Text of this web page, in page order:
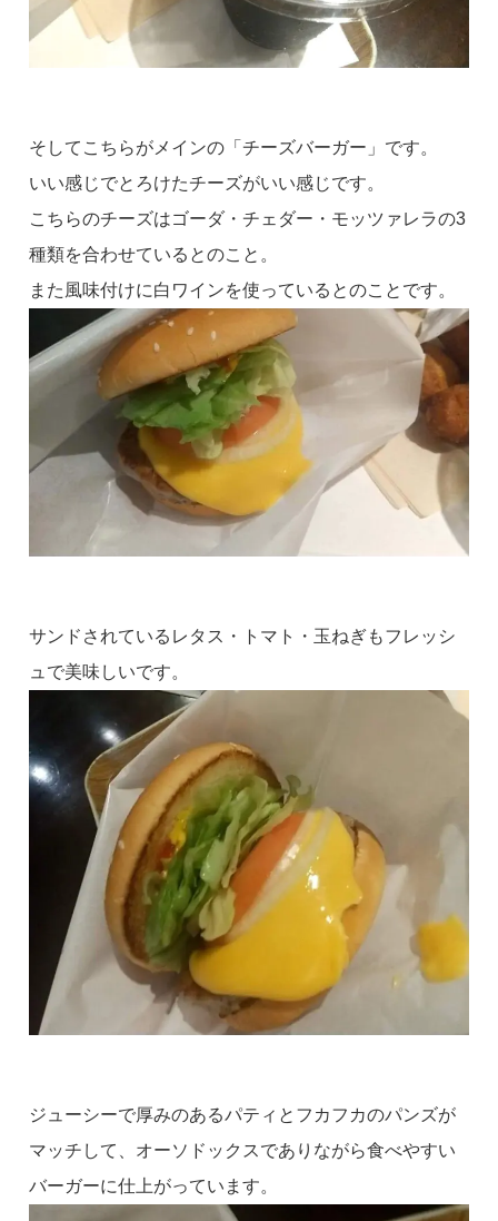
そしてこちらがメインの「チーズバーガー」です。
いい感じでとろけたチーズがいい感じです。
こちらのチーズはゴーダ・チェダー・モッツァレラの3
種類を合わせているとのこと。
また風味付けに白ワインを使っているとのことです。
サンドされているレタス・トマト・玉ねぎもフレッシ
ュで美味しいです。
ジューシーで厚みのあるパティとフカフカのパンズが
マッチして、オーソドックスでありながら食べやすい
バーガーに仕上がっています。